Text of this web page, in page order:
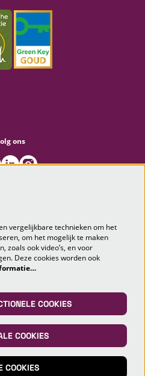
ons
de nieuwsbrief
gebeurt in overeenstemming met deCloud Data Processing
byCultureSuite
vergelijkbare technieken om het
om het mogelijk te maken
zoals ook video’s, en voor
Deze cookies worden ook
COOKIES
COOKIES
COOKIES